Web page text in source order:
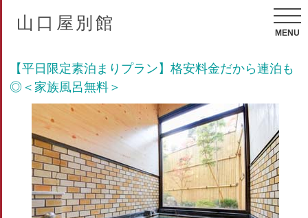
山口屋別館
MENU
【平日限定素泊まりプラン】格安料金だから連泊も
◎＜家族風呂無料＞